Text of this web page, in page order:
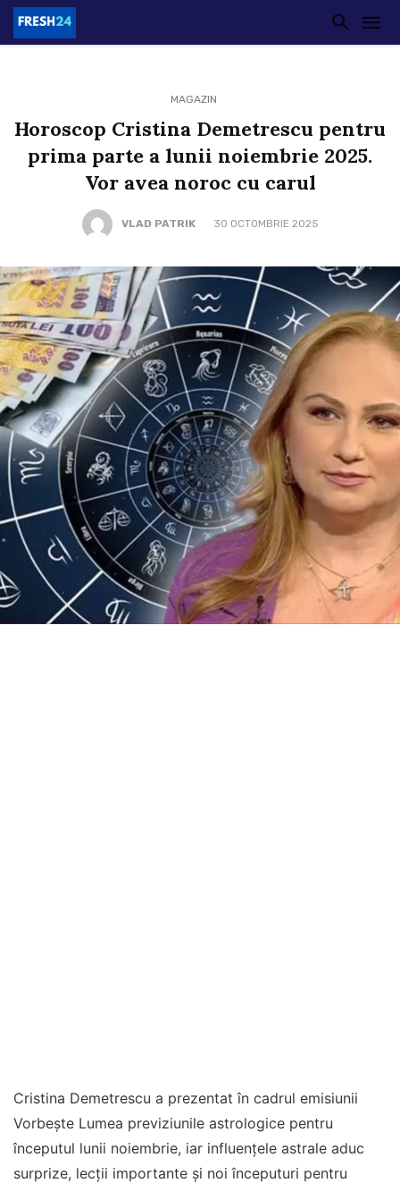
MAGAZIN
Horoscop Cristina Demetrescu pentru
prima parte a lunii noiembrie 2025.
Vor avea noroc cu carul
VLAD PATRIK 30 OCTOMBRIE 2025
Cristina Demetrescu a prezentat în cadrul emisiunii
Vorbește Lumea previziunile astrologice pentru
începutul lunii noiembrie, iar influențele astrale aduc
surprize, lecții importante și noi începuturi pentru